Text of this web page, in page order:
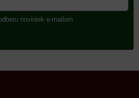
noviniek e-mailom